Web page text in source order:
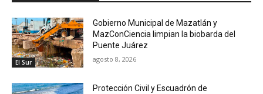
El Sur
Gobierno Municipal de Mazatlán y
MazConCiencia limpian la biobarda del
Puente Juárez
agosto 8, 2026
Protección Civil y Escuadrón de